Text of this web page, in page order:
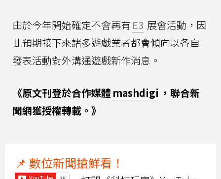
由於今年開始確定不會再有 E3 展會活動，因
此預期接下來諸多遊戲業者都會傾向以各自
發表活動對外溝通遊戲新作消息。
《原文刊登於合作媒體 mashdigi ，聯合新
聞網獲授權轉載。》
📌 數位新聞搶鮮看！